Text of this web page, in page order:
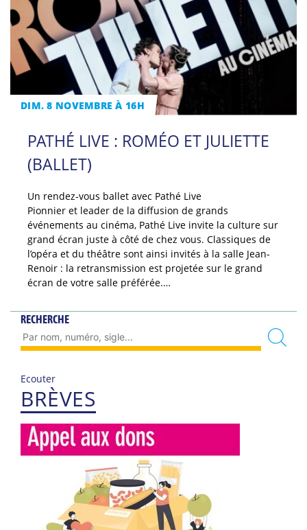
DIM. 8 NOVEMBRE À 16H
PATHÉ LIVE : ROMÉO ET JULIETTE
(BALLET)
Un rendez-vous ballet avec Pathé Live
Pionnier et leader de la diffusion de grands
événements au cinéma, Pathé Live invite la culture sur
grand écran juste à côté de chez vous. Classiques de
l’opéra et du théâtre sont ainsi invités à la salle Jean-
Renoir : la retransmission est projetée sur le grand
écran de votre salle préférée.…
RECHERCHE
Ecouter
BRÈVES